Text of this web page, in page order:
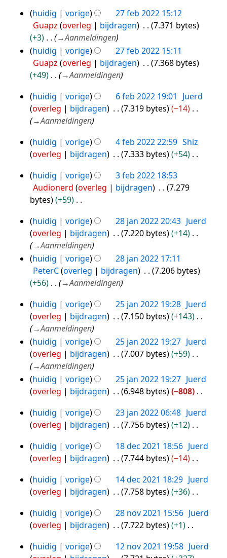
n
g
k
n
g
s
a
m
e
n
v
a
t
n
27
feb
2022
huidig vorige
27 feb 2022 15:12
Guapz overleg bijdragen
7.371 bytes
+3
→Aanmeldingen
huidig
vorige
27 feb 2022 15:11
Guapz overleg bijdragen
7.368 bytes
+49
→Aanmeldingen
6
feb
2022
huidig vorige 6 feb 2022 19:01
Juerd
overleg
bijdragen 7.319 bytes
−14
→Aanmeldingen
4
feb
2022
huidig vorige 4 feb 2022 22:59 Shiz
overleg
bijdragen 7.333 bytes
+54
e
e
n
e
w
e
r
i
n
g
s
s
a
m
e
n
v
a
t
i
n
3
feb
2022
huidig vorige
3 feb 2022 18:53
Audionerd overleg bijdragen
7.279
bytes
+59
e
e
n
b
w
r
k
i
n
g
s
s
a
e
n
v
a
t
i
g
28
jan
2022
huidig vorige 28 jan 2022 20:43 Juerd
overleg
bijdragen 7.220 bytes
+14
→Aanmeldingen
huidig
vorige
28 jan 2022 17:11
PeterC overleg bijdragen
7.206 bytes
+56
→Aanmeldingen
25
jan
2022
huidig vorige 25 jan 2022 19:28 Juerd
overleg
bijdragen 7.150 bytes
+143
→Aanmeldingen
huidig
vorige 25 jan 2022 19:27 Juerd
overleg
bijdragen 7.007 bytes
+59
→Aanmeldingen
huidig
vorige 25 jan 2022 19:27 Juerd
overleg
bijdragen 6.948 bytes
−808
e
e
b
e
w
e
k
i
g
23
jan
2022
huidig vorige 23 jan 2022 06:48 Juerd
overleg
bijdragen 7.756 bytes
+12
e
e
b
e
w
e
k
18
dec
2021
huidig vorige 18 dec 2021 18:56 Juerd
overleg
bijdragen 7.744 bytes
−14
e
e
b
e
w
e
14
dec
2021
huidig vorige 14 dec 2021 18:29 Juerd
overleg
bijdragen 7.758 bytes
+36
e
e
b
28
nov
2021
huidig vorige 28 nov 2021 15:56 Juerd
overleg
bijdragen 7.722 bytes
+1
e
12
huidig vorige 12 nov 2021 19:58 Juerd